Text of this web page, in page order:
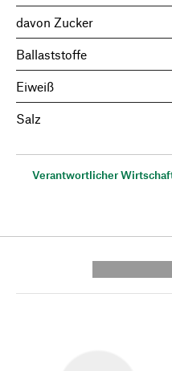
davon Zucker
Ballaststoffe
Eiweiß
Salz
Verantwortlicher